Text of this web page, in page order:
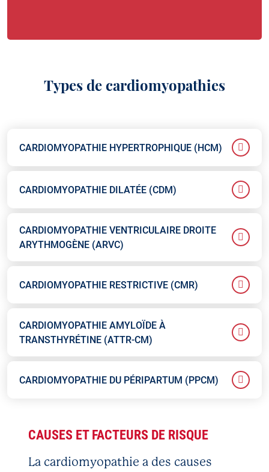
Types de cardiomyopathies
CARDIOMYOPATHIE HYPERTROPHIQUE (HCM)
CARDIOMYOPATHIE DILATÉE (CDM)
CARDIOMYOPATHIE VENTRICULAIRE DROITE
ARYTHMOGÈNE (ARVC)
CARDIOMYOPATHIE RESTRICTIVE (CMR)
CARDIOMYOPATHIE AMYLOÏDE À
TRANSTHYRÉTINE (ATTR-CM)
CARDIOMYOPATHIE DU PÉRIPARTUM (PPCM)
CAUSES ET FACTEURS DE RISQUE
La cardiomyopathie a des causes